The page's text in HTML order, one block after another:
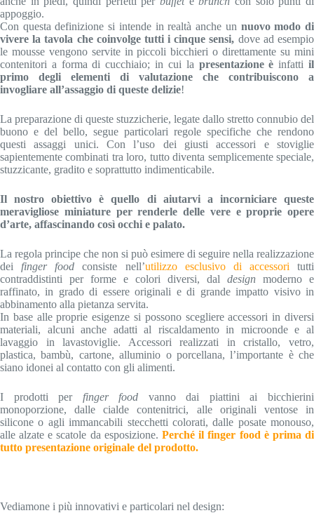
appoggio.
Con questa definizione si intende in realtà anche un nuovo modo di
vivere la tavola che coinvolge tutti i cinque sensi, dove ad esempio
le mousse vengono servite in piccoli bicchieri o direttamente su mini
contenitori a forma di cucchiaio; in cui la presentazione è infatti il
primo degli elementi di valutazione che contribuiscono a
invogliare all’assaggio di queste delizie!
La preparazione di queste stuzzicherie, legate dallo stretto connubio del
buono e del bello, segue particolari regole specifiche che rendono
questi assaggi unici. Con l’uso dei giusti accessori e stoviglie
sapientemente combinati tra loro, tutto diventa semplicemente speciale,
stuzzicante, gradito e soprattutto indimenticabile.
Il nostro obiettivo è quello di aiutarvi a incorniciare queste
meravigliose miniature per renderle delle vere e proprie opere
d’arte, affascinando così occhi e palato.
La regola principe che non si può esimere di seguire nella realizzazione
dei finger food consiste nell’utilizzo esclusivo di accessori tutti
contraddistinti per forme e colori diversi, dal design moderno e
raffinato, in grado di essere originali e di grande impatto visivo in
abbinamento alla pietanza servita.
In base alle proprie esigenze si possono scegliere accessori in diversi
materiali, alcuni anche adatti al riscaldamento in microonde e al
lavaggio in lavastoviglie. Accessori realizzati in cristallo, vetro,
plastica, bambù, cartone, alluminio o porcellana, l’importante è che
siano idonei al contatto con gli alimenti.
I prodotti per finger food vanno dai piattini ai bicchierini
monoporzione, dalle cialde contenitrici, alle originali ventose in
silicone o agli immancabili stecchetti colorati, dalle posate monouso,
alle alzate e scatole da esposizione. Perché il finger food è prima di
tutto presentazione originale del prodotto.
Vediamone i più innovativi e particolari nel design: